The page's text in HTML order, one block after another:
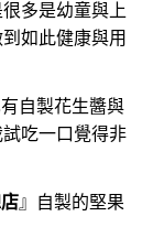
多是幼童與上
如此健康與用
自製花生醬與
吃一口覺得非
』自製的堅果